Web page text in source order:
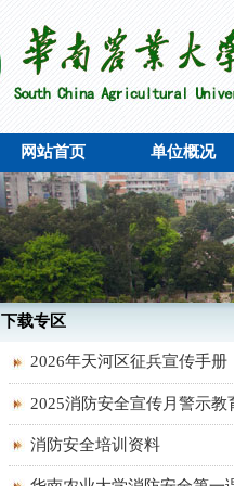
网站首页 单位概况
下载专区
2026年天河区征兵宣传手册
2025消防安全宣传月警示教
消防安全培训资料